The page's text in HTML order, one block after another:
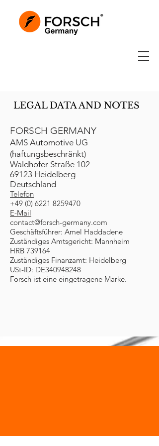
LEGAL DATA AND NOTES
FORSCH GERMANY
AMS Automotive UG
(haftungsbeschränkt)
Waldhofer Straße 102
69123 Heidelberg
Deutschland
Telefon
+49 (0) 6221 8259470
E-Mail
contact@forsch-germany.com
Geschäftsführer: Amel Haddadene
Zuständiges Amtsgericht: Mannheim
HRB 739164
Zuständiges Finanzamt: Heidelberg
USt-ID: DE340948248
Forsch ist eine eingetragene Marke.